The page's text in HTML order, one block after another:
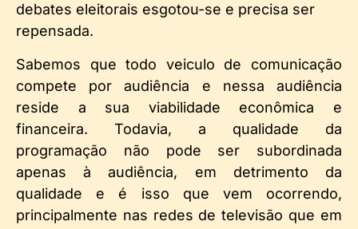
debates eleitorais esgotou-se e precisa ser
repensada.
Sabemos que todo veiculo de comunicação
compete por audiência e nessa audiência
reside a sua viabilidade econômica e
financeira. Todavia, a qualidade da
programação não pode ser subordinada
apenas à audiência, em detrimento da
qualidade e é isso que vem ocorrendo,
principalmente nas redes de televisão que em